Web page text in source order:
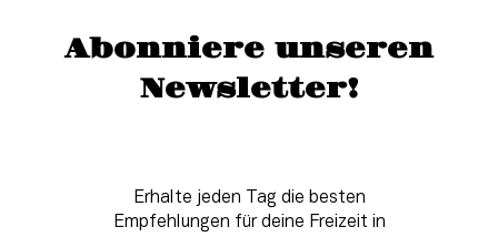
Abonniere unseren
Newsletter!
Erhalte jeden Tag die besten
Empfehlungen für deine Freizeit in